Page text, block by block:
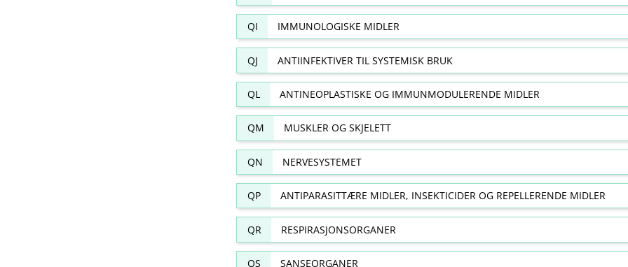
QI IMMUNOLOGISKE MIDLER
QJ ANTIINFEKTIVER TIL SYSTEMISK BRUK
QL ANTINEOPLASTISKE OG IMMUNMODULERENDE MIDLER
QM MUSKLER OG SKJELETT
QN NERVESYSTEMET
QP ANTIPARASITTÆRE MIDLER, INSEKTICIDER OG REPELLERENDE MIDLER
QR RESPIRASJONSORGANER
QS SANSEORGANER